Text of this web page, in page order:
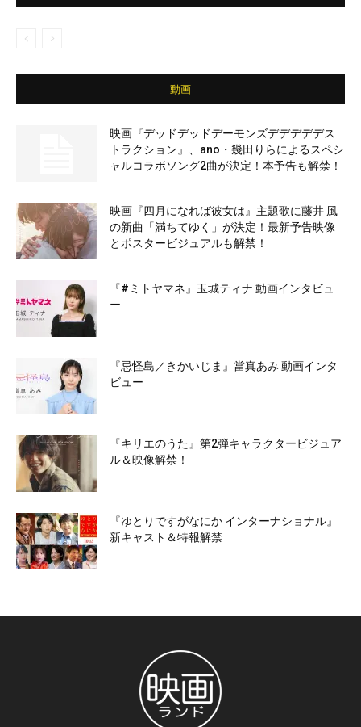
動画
映画『デッドデッドデーモンズデデデデデス
トラクション』、ano・幾田りらによるスペシ
ャルコラボソング2曲が決定！本予告も解禁！
映画『四月になれば彼女は』主題歌に藤井 風
の新曲「満ちてゆく」が決定！最新予告映像
とポスタービジュアルも解禁！
『#ミトヤマネ』玉城ティナ 動画インタビュ
ー
『忌怪島／きかいじま』當真あみ 動画インタ
ビュー
『キリエのうた』第2弾キャラクタービジュア
ル＆映像解禁！
『ゆとりですがなにか インターナショナル』
新キャスト＆特報解禁